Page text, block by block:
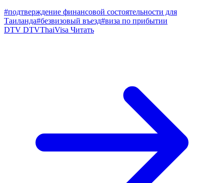
#подтверждение финансовой состоятельности для
Таиланда#безвизовый въезд#виза по прибытии
DTV DTVThaiVisa Читать